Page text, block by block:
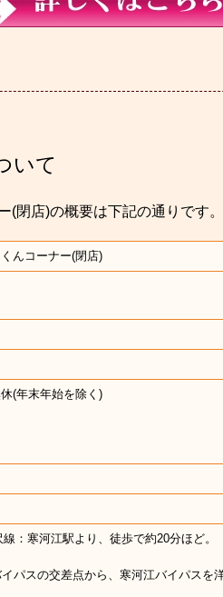
いて
閉店)の概要は下記の通りです。
んコーナー(閉店)
(年末年始を除く)
：寒河江駅より、徒歩で約20分ほど。
パスの交差点から、寒河江バイパス